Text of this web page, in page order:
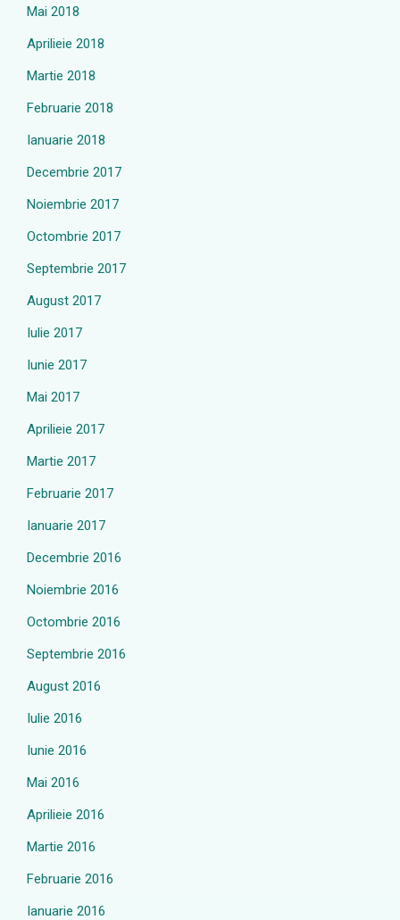
Mai 2018
Aprilieie 2018
Martie 2018
Februarie 2018
Ianuarie 2018
Decembrie 2017
Noiembrie 2017
Octombrie 2017
Septembrie 2017
August 2017
Iulie 2017
Iunie 2017
Mai 2017
Aprilieie 2017
Martie 2017
Februarie 2017
Ianuarie 2017
Decembrie 2016
Noiembrie 2016
Octombrie 2016
Septembrie 2016
August 2016
Iulie 2016
Iunie 2016
Mai 2016
Aprilieie 2016
Martie 2016
Februarie 2016
Ianuarie 2016